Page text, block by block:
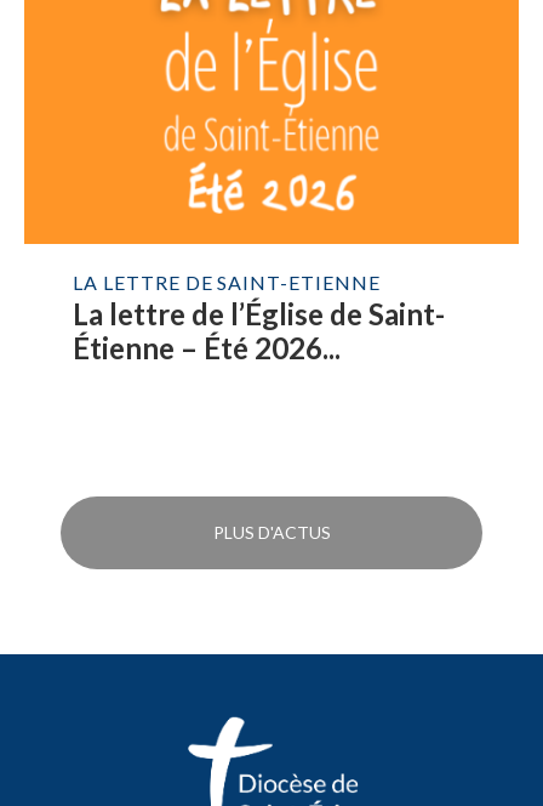
LA LETTRE DE SAINT-ETIENNE
La lettre de l’Église de Saint-
Étienne – Été 2026...
PLUS D'ACTUS